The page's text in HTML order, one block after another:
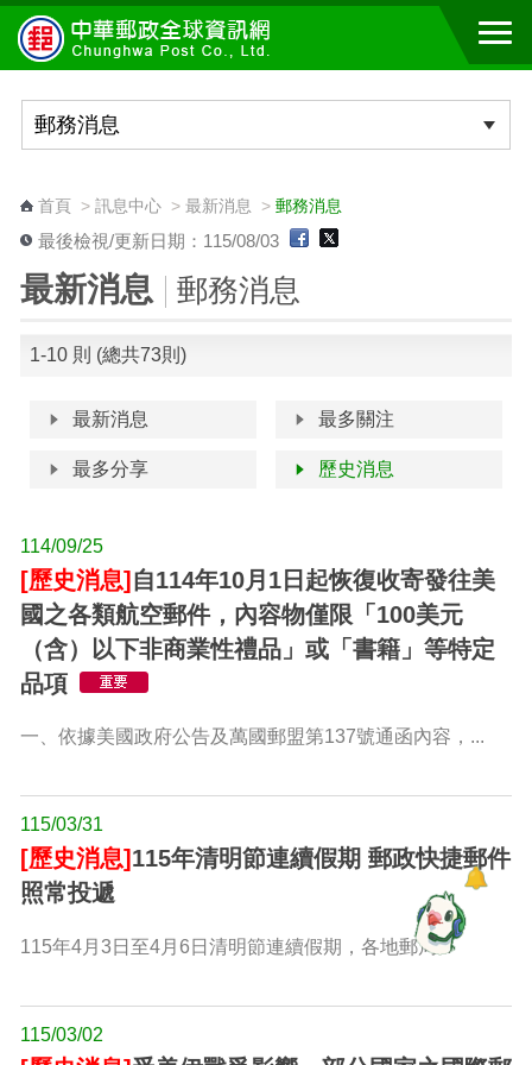
跳到主要內容區塊
首頁> 訊息中心> 最新消息 > 郵務消息
最後檢視/更新日期：115/08/03
最新消息 郵務消息
1-10 則 (總共73則)
最新消息 最多關注
最多分享 歷史消息
114/09/25
[歷史消息] 自114年10月1日起恢復收寄發往美
國之各類航空郵件，內容物僅限「100美元
（含）以下非商業性禮品」或「書籍」等特定
品項
一、依據美國政府公告及萬國郵盟第137號通函內容，...
115/03/31
[歷史消息] 115年清明節連續假期 郵政快捷郵件
照常投遞
115年4月3日至4月6日清明節連續假期，各地郵局...
115/03/02